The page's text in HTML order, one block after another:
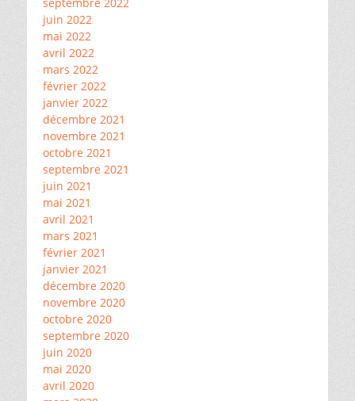
juin 2022
mai 2022
avril 2022
mars 2022
février 2022
janvier 2022
décembre 2021
novembre 2021
octobre 2021
septembre 2021
juin 2021
mai 2021
avril 2021
mars 2021
février 2021
janvier 2021
décembre 2020
novembre 2020
octobre 2020
septembre 2020
juin 2020
mai 2020
avril 2020